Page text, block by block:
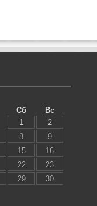
Сб
Вс
1
2
8
9
15
16
22
23
29
30